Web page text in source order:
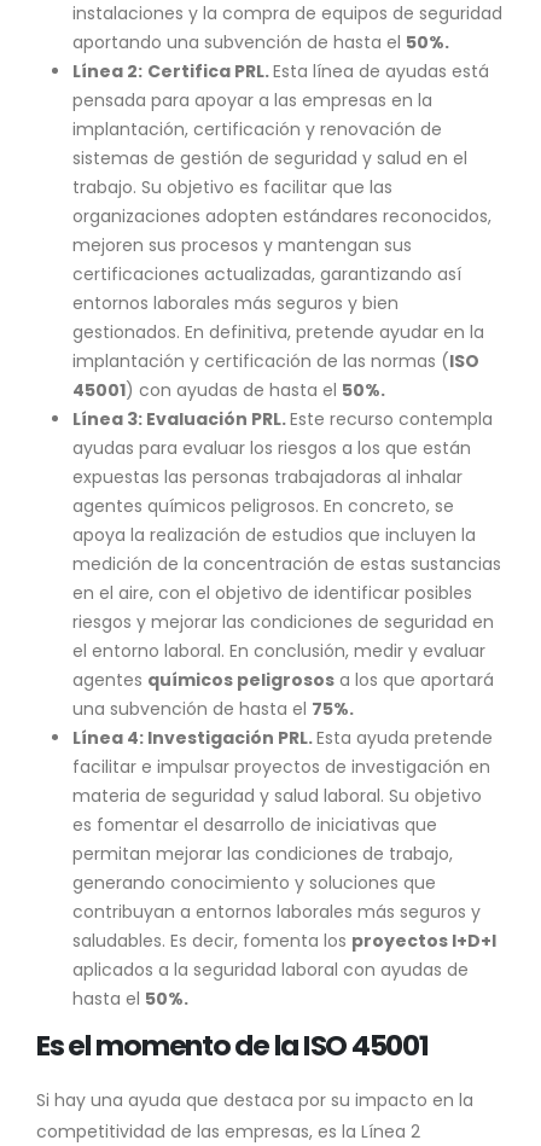
instalaciones y la compra de equipos de seguridad
aportando una subvención de hasta el 50%.
Línea 2: Certifica PRL.Esta línea de ayudas está
pensada para apoyar a las empresas en la
implantación, certificación y renovación de
sistemas de gestión de seguridad y salud en el
trabajo. Su objetivo es facilitar que las
organizaciones adopten estándares reconocidos,
mejoren sus procesos y mantengan sus
certificaciones actualizadas, garantizando así
entornos laborales más seguros y bien
gestionados. En definitiva, pretende ayudar en la
implantación y certificación de las normas (ISO
45001) con ayudas de hasta el 50%.
Línea 3: Evaluación PRL.Este recurso contempla
ayudas para evaluar los riesgos a los que están
expuestas las personas trabajadoras al inhalar
agentes químicos peligrosos. En concreto, se
apoya la realización de estudios que incluyen la
medición de la concentración de estas sustancias
en el aire, con el objetivo de identificar posibles
riesgos y mejorar las condiciones de seguridad en
el entorno laboral. En conclusión, medir y evaluar
agentes químicos peligrososa los que aportará
una subvención de hasta el 75%.
Línea 4: Investigación PRL.Esta ayuda pretende
facilitar e impulsar proyectos de investigación en
materia de seguridad y salud laboral. Su objetivo
es fomentar el desarrollo de iniciativas que
permitan mejorar las condiciones de trabajo,
generando conocimiento y soluciones que
contribuyan a entornos laborales más seguros y
saludables. Es decir, fomenta los proyectos I+D+I
aplicados a la seguridad laboral con ayudas de
hasta el 50%.
Es el momento de la ISO 45001
Si hay una ayuda que destaca por su impacto en la
competitividad de las empresas, es la Línea 2